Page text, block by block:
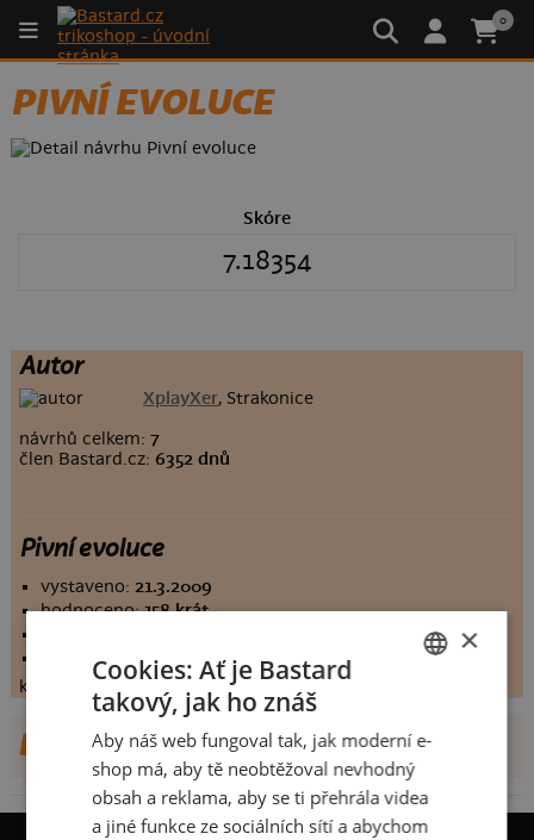
0
PIVNÍ EVOLUCE
Skóre
7.18354
Autor
XplayXer, Strakonice
návrhů celkem:7
člen Bastard.cz:6352 dnů
Pivní evoluce
vystaveno:21.3.2009
hodnoceno:158 krát
koupilo by:
91 lidí
konečné hodnocení:
7.18354
DALŠÍ NÁVRHY OD XPLAYXERSLOVAK
×
Cookies: Ať je Bastard
takový, jak ho znáš
Aby náš web fungoval tak, jak moderní e-
shop má, aby tě neobtěžoval nevhodný
obsah a reklama, aby se ti přehrála videa
a jiné funkce ze sociálních sítí a abychom